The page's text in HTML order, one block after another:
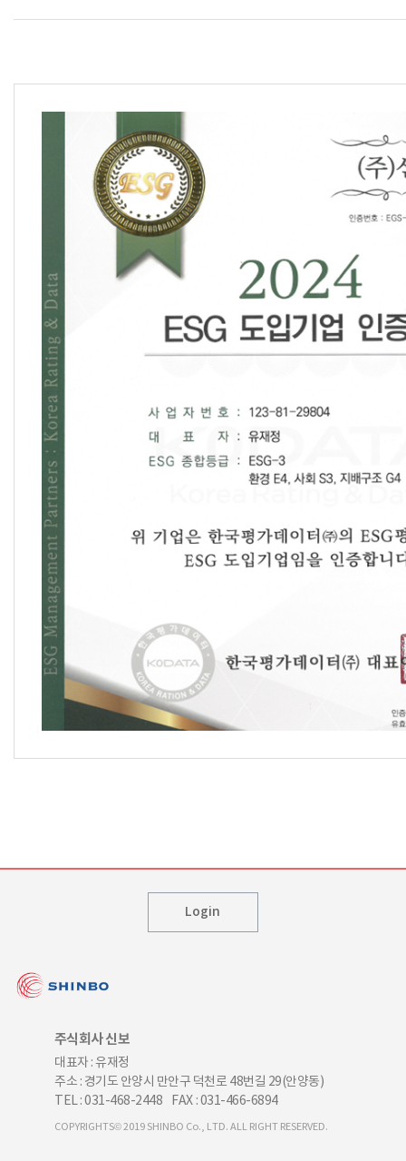
Login
주식회사 신보
대표자 : 유재정
주소 : 경기도 안양시 만안구 덕천로 48번길 29(안양동)
TEL : 031-468-2448
FAX : 031-466-6894
COPYRIGHTS© 2019 SHINBO Co., LTD. ALL RIGHT RESERVED.